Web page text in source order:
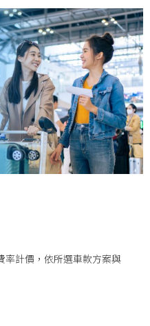
率計價，依所選車款方案與